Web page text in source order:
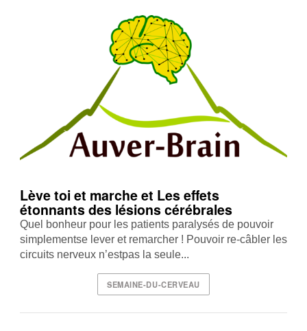
Lève toi et marche et Les effets
étonnants des lésions cérébrales
Quel bonheur pour les patients paralysés de pouvoir
simplementse lever et remarcher ! Pouvoir re-câbler les
circuits nerveux n’estpas la seule...
SEMAINE-DU-CERVEAU